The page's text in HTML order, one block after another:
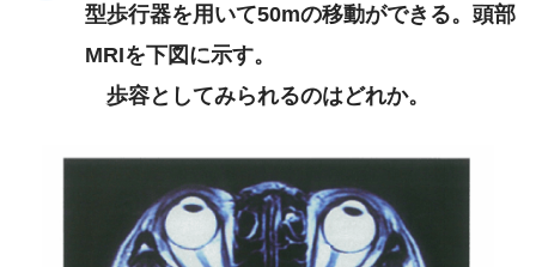
型歩行器を用いて50mの移動ができる。頭部
MRIを下図に示す。
歩容としてみられるのはどれか。